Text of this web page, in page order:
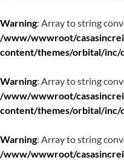
Warning: Array to string
/www/wwwroot/
content/themes/orbital/inc/
Warning: Array to string
/www/wwwroot/
content/themes/orbital/inc/
Warning: Array to string
/www/wwwroot/